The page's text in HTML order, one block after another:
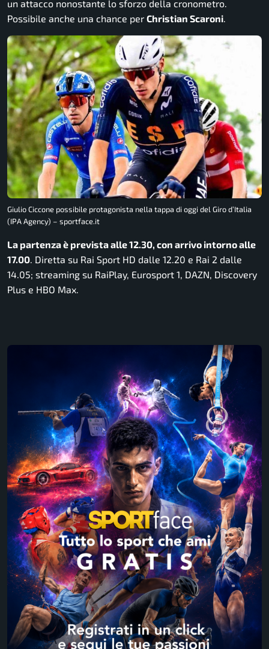
un attacco nonostante lo sforzo della cronometro.
Possibile anche una chance per Christian Scaroni.
Giulio Ciccone possibile protagonista nella tappa di oggi del Giro d’Italia
(IPA Agency) – sportface.it
La partenza è prevista alle 12.30, con arrivo intorno alle
17.00. Diretta su Rai Sport HD dalle 12.20 e Rai 2 dalle
14.05; streaming su RaiPlay, Eurosport 1, DAZN, Discovery
Plus e HBO Max.